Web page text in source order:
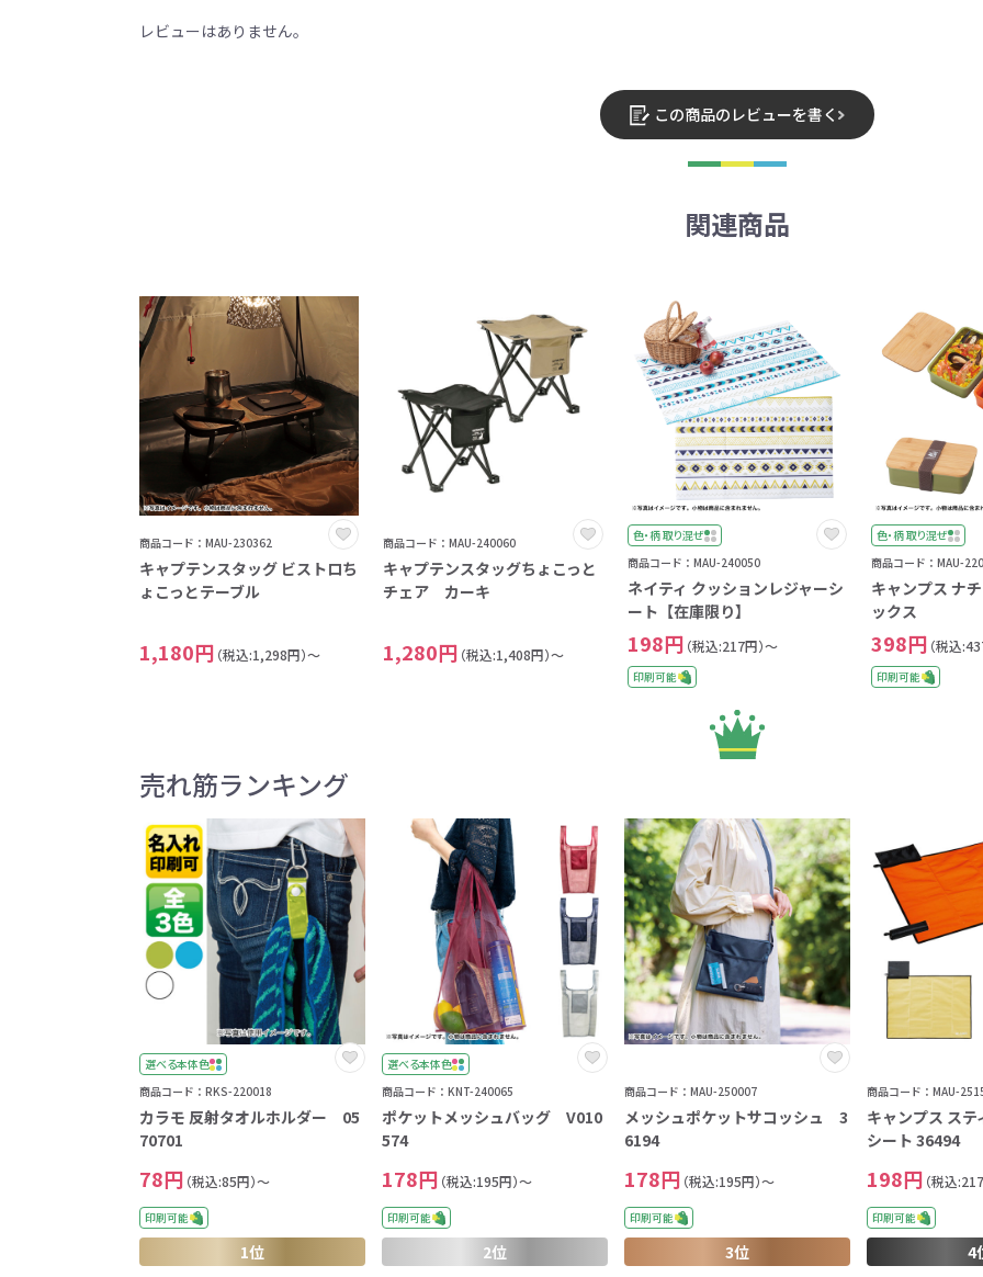
レビューはありません。
この商品のレビューを書く
関連商品
商品コード：MAU-230362
キャプテンスタッグ ビストロち
ょこっとテーブル
1,180円 （税込:1,298円）～
商品コード：MAU-240060
キャプテンスタッグちょこっと
チェア カーキ
1,280円 （税込:1,408円）～
色・柄 取り混ぜ
商品コード：MAU-240050
ネイティ クッションレジャーシ
ート【在庫限り】
198円 （税込:217円）～
印刷可能
色・柄 取り混ぜ
商品コード：MAU-
キャンプス ナ
ックス
398円 （税込
印刷可能
売れ筋ランキング
選べる本体色
商品コード：RKS-220018
カラモ 反射タオルホルダー 05
70701
78円 （税込:85円）～
印刷可能
1位
選べる本体色
商品コード：KNT-240065
ポケットメッシュバッグ V010
574
178円 （税込:195円）～
印刷可能
2位
商品コード：MAU-250007
メッシュポケットサコッシュ 3
6194
178円 （税込:195円）～
印刷可能
3位
商品コード：MAU-
キャンプス ステ
シート 36494
198円 （税込
印刷可能
4